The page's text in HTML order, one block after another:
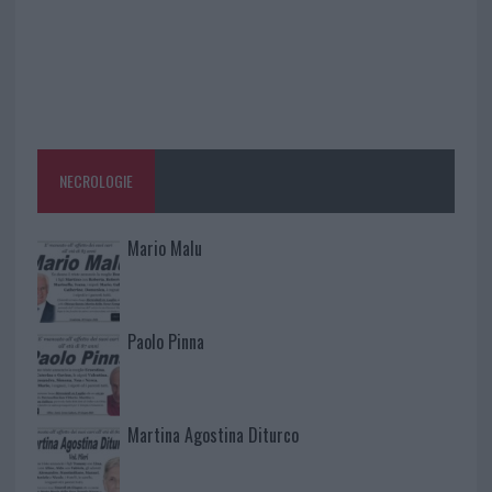
NECROLOGIE
Mario Malu
Paolo Pinna
Martina Agostina Diturco